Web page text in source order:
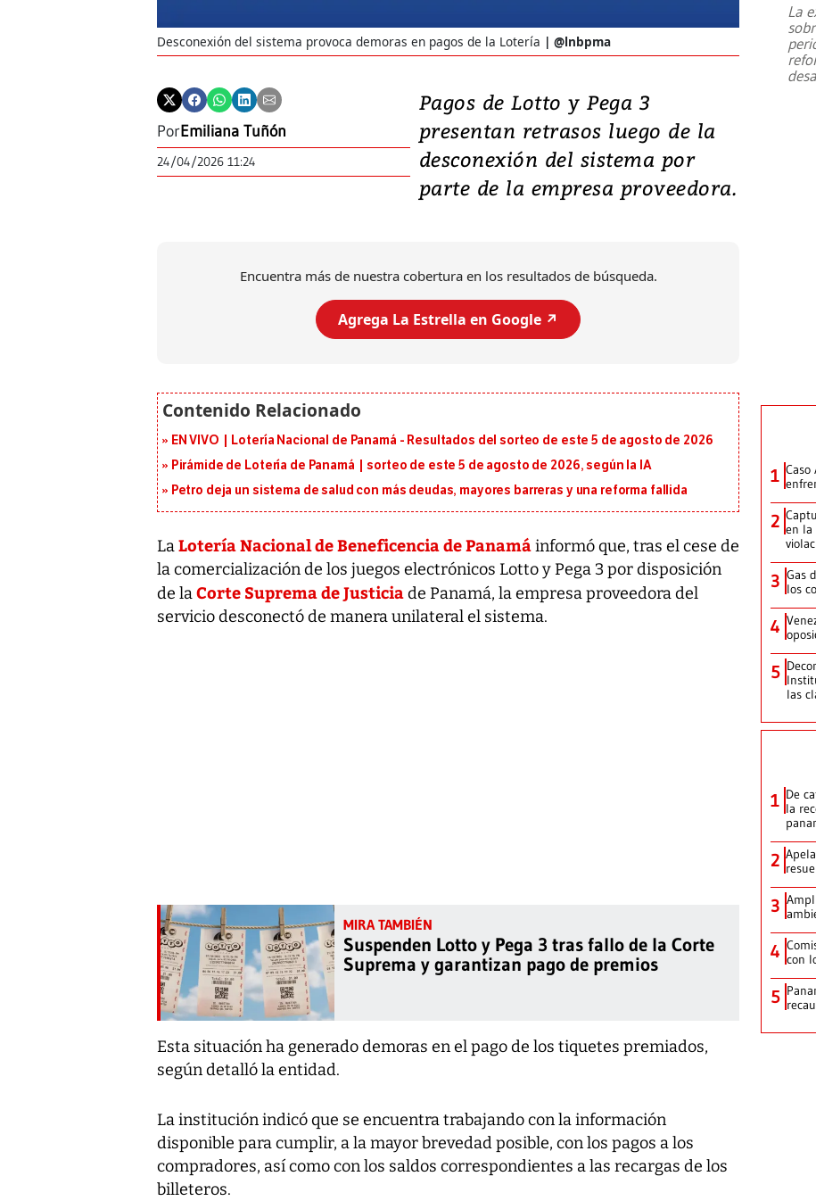
Desconexión del sistema provoca demoras en pagos de la Lotería @lnbpma
PorEmiliana Tuñón
24/04/2026 11:24
Pagos de Lotto y Pega 3
presentan retrasos luego de la
desconexión del sistema por
parte de la empresa proveedora.
Encuentra más de nuestra cobertura en los resultados de búsqueda.
Agrega La Estrella en Google ↗️
EN VIVO | Lotería Nacional de Panamá - Resultados del sorteo de este 5 de agosto de 2026
Pirámide de Lotería de Panamá | sorteo de este 5 de agosto de 2026, según la IA
Petro deja un sistema de salud con más deudas, mayores barreras y una reforma fallida
LaLotería Nacional de Beneficencia de Panamáinformó que, tras el cese de
la comercialización de los juegos electrónicos Lotto y Pega 3 por disposición
de laCorte Suprema de Justiciade Panamá, la empresa proveedora del
servicio desconectó de manera unilateral el sistema.
Suspenden Lotto y Pega 3 tras fallo de la Corte
Suprema y garantizan pago de premios
Esta situación ha generado demoras en el pago de los tiquetes premiados,
según detalló la entidad.
La institución indicó que se encuentra trabajando con la información
disponible para cumplir, a la mayor brevedad posible, con los pagos a los
compradores, así como con los saldos correspondientes a las recargas de los
billeteros.
emergencia de gran...
La
1
2 en la
3 Gas
los
4
5
las
1 De
la
2
3
4 con
5